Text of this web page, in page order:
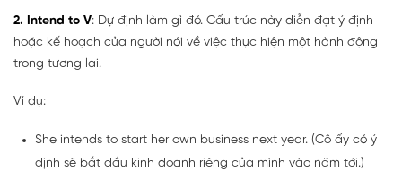
2. Intend to V: Dự định làm gì đó. Cấu trúc này diễn đạt ý định
hoặc kế hoạch của người nói về việc thực hiện một hành động
trong tương lai.
Ví dụ:
She intends to start her own business next year. (Cô ấy có ý
định sẽ bắt đầu kinh doanh riêng của mình vào năm tới.)